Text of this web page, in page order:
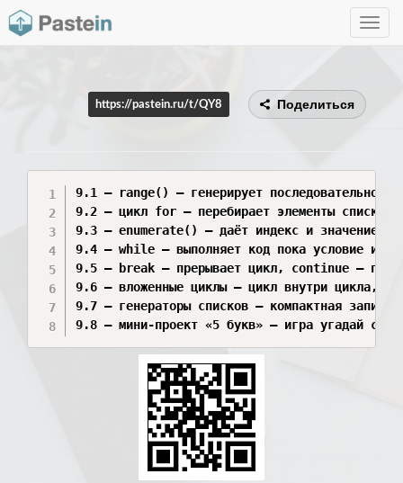
Toggle
https://pastein.ru/t/QY8 Поделиться
9.1 – range() — генерирует
9.2 – цикл for — перебирает элементы списка/
9.3 – enumerate() — даёт индекс и значение
9.4 – while — выполняет код пока условие
9.5 – break — прерывает цикл, continue —
9.6 – вложенные циклы — цикл внутри цикла,
9.7 – генераторы списков — компактная
9.8 – мини-проект «5 букв» — игра угадай